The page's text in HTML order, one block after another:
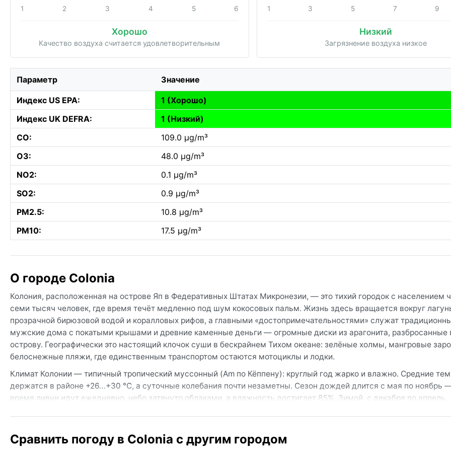
1 2 3 4 5 6
Хорошо
Качество воздуха считается удовлетворительным
1 3 5 7 9
Низкий
Загрязнение воздуха низкое
Параметр Значение
Индекс US EPA:
1 (Хорошо)
Индекс UK DEFRA:
1 (Низкий)
CO:
109.0 µg/m³
O3:
48.0 µg/m³
NO2:
0.1 µg/m³
SO2:
0.9 µg/m³
PM2.5:
10.8 µg/m³
PM10:
17.5 µg/m³
О городе Colonia
Колония, расположенная на острове Яп в Федеративных Штатах Микронезии, — это тихий городок с населением
семи тысяч человек, где время течёт медленно под шум кокосовых пальм. Жизнь здесь вращается вокруг
прозрачной бирюзовой водой и коралловых рифов, а главными «достопримечательностями» служат
мужские дома с покатыми крышами и древние каменные деньги — огромные диски из арагонита, разбросанные
острову. Географически это настоящий клочок суши в бескрайнем Тихом океане: зелёные холмы, мангровые
белоснежные пляжи, где единственным транспортом остаются мотоциклы и лодки.
Климат Колонии — типичный тропический муссонный (Am по Кёппену): круглый год жарко и влажно. Средние
держатся в районе +26…+30 °C, а суточные колебания почти незаметны. Сезон дождей длится с мая по ноябрь
время ливни идут ежедневно, небо затянуто облаками, а влажность достигает 85%. Зимой, с декабря по апрель,
комфорт зависит от защиты от влаги и ультрафиолета.
Сравнить погоду в Colonia с другим городом